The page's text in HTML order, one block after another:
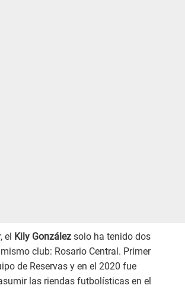
el Kily González solo ha tenido dos
club: Rosario Central. Primer
de Reservas y en el 2020 fue
las riendas futbolísticas en el